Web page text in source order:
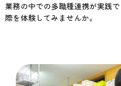
業務の中での多職種連携が実践
際を体験してみませんか。